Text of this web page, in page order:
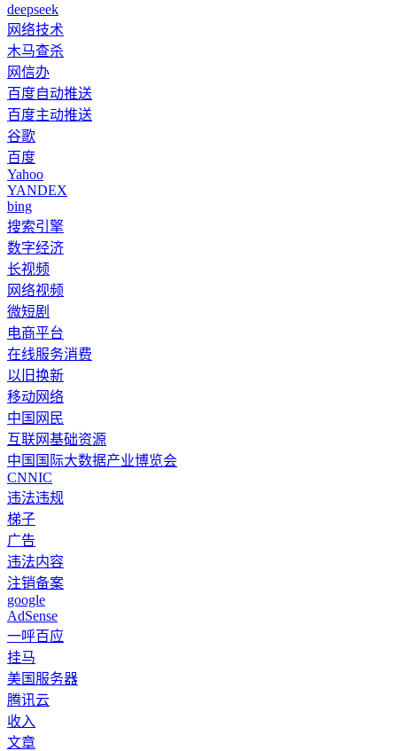
deepseek
网络技术
木马查杀
网信办
百度自动推送
百度主动推送
谷歌
百度
Yahoo
YANDEX
bing
搜索引擎
数字经济
长视频
网络视频
微短剧
电商平台
在线服务消费
以旧换新
移动网络
中国网民
互联网基础资源
中国国际大数据产业博览会
CNNIC
违法违规
梯子
广告
违法内容
注销备案
google
AdSense
一呼百应
挂马
美国服务器
腾讯云
收入
文章